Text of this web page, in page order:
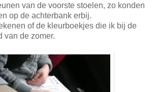
van de voorste stoelen, zo konden
op de achterbank erbij.
of de kleurboekjes die ik bij de
van de zomer.